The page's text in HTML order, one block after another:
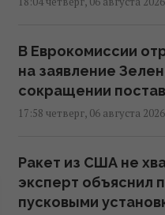
В Еврокомиссии
на заявление
сокращении
17:58 четверг, 06 августа 2026
Ракет из США не
эксперт объяснил
пусковыми